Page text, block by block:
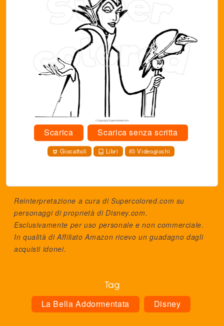
Scarica Scarica senza scritta
Giocattoli Libri Videogiochi
Reinterpretazione a cura di Supercolored.com su
personaggi di proprietà diDisney.com.
Esclusivamente per uso personale e non commerciale.
In qualità di Affiliato Amazon ricevo un guadagno dagli
acquisti idonei.
Tag
La Bella Addormentata Disney